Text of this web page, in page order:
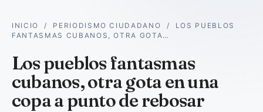
INICIO / PERIODISMO CIUDADANO / LOS PUEBLOS
FANTASMAS CUBANOS, OTRA GOTA…
Los pueblos fantasmas
cubanos, otra gota en una
copa a punto de rebosar